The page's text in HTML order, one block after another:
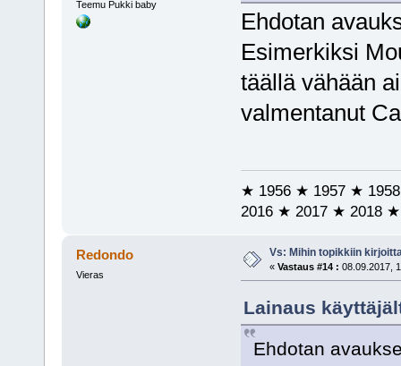
Teemu Pukki baby
Ehdotan
Esimerkiksi
täällä vähään
valmentanut
★ 1956 ★ 1957 ★
2016 ★ 2017 ★ 2018 ★
Redondo
Vieras
Vs: Mihin topikkiin
« Vastaus #14 : 08.09.2017,
Lainaus
Ehdotan